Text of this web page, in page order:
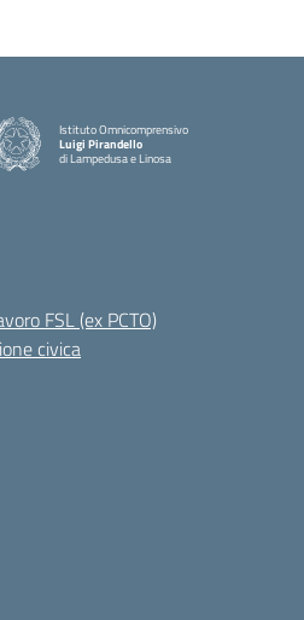
Istituto Omnicomprensivo
Luigi Pirandello
di Lampedusa e Linosa
FSL (ex PCTO)
civica